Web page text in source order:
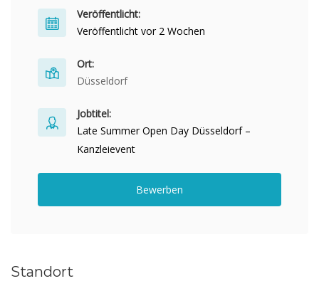
Veröffentlicht:
Veröffentlicht vor 2 Wochen
Ort:
Düsseldorf
Jobtitel:
Late Summer Open Day Düsseldorf –
Kanzleievent
Bewerben
Standort